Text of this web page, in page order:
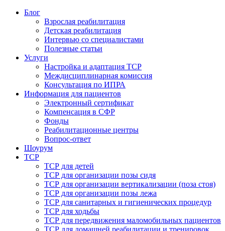
Блог
Взрослая реабилитация
Детская реабилитация
Интервью со специалистами
Полезные статьи
Услуги
Настройка и адаптация ТСР
Междисциплинарная комиссия
Консультация по ИПРА
Информация для пациентов
Электронный сертификат
Компенсация в СФР
Фонды
Реабилитационные центры
Вопрос-ответ
Шоурум
ТСР
ТСР для детей
ТСР для организации позы сидя
ТСР для организации вертикализации (поза стоя)
ТСР для организации позы лежа
ТСР для санитарных и гигиенических процедур
ТСР для ходьбы
ТСР для передвижения маломобильных пациентов
ТСР для домашней реабилитации и тренировок